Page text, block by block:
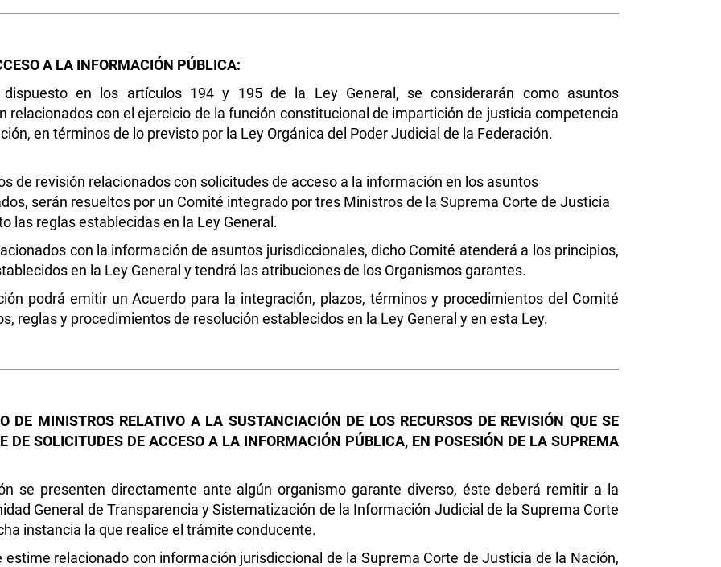
A LA INFORMACIÓN PÚBLICA:
en los artículos 194 y 195 de la Ley General, se considerarán como asuntos
relacionados con el ejercicio de la función constitucional de impartición de justicia competencia
en términos de lo previsto por la Ley Orgánica del Poder Judicial de la Federación.
de revisión relacionados con solicitudes de acceso a la información en los asuntos
serán resueltos por un Comité integrado por tres Ministros de la Suprema Corte de Justicia
las reglas establecidas en la Ley General.
con la información de asuntos jurisdiccionales, dicho Comité atenderá a los principios,
en la Ley General y tendrá las atribuciones de los Organismos garantes.
podrá emitir un Acuerdo para la integración, plazos, términos y procedimientos del Comité
reglas y procedimientos de resolución establecidos en la Ley General y en esta Ley.
DE MINISTROS RELATIVO A LA SUSTANCIACIÓN DE LOS RECURSOS DE REVISIÓN QUE SE
DE SOLICITUDES DE ACCESO A LA INFORMACIÓN PÚBLICA, EN POSESIÓN DE LA SUPREMA
se presenten directamente ante algún organismo garante diverso, éste deberá remitir a la
General de Transparencia y Sistematización de la Información Judicial de la Suprema Corte
instancia la que realice el trámite conducente.
estime relacionado con información jurisdiccional de la Suprema Corte de Justicia de la Nación,